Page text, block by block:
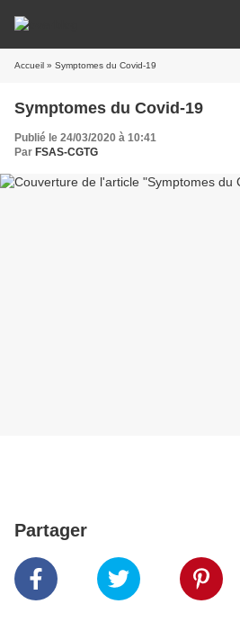
Accueil » Symptomes du Covid-19
Symptomes du Covid-19
Publié le 24/03/2020 à 10:41
Par FSAS-CGTG
Partager